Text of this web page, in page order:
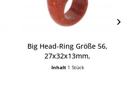
Big Head-Ring Größe 56,
27x32x13mm,
Schaumkoralle
Inhalt 1 Stück